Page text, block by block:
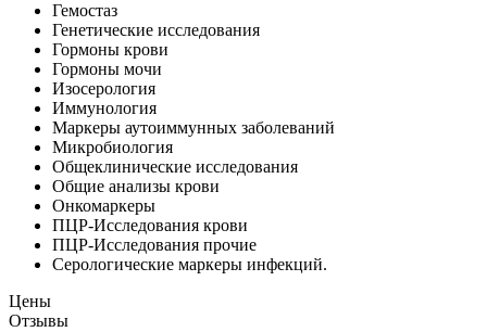
Гемостаз
Генетические исследования
Гормоны крови
Гормоны мочи
Изосерология
Иммунология
Маркеры аутоиммунных заболеваний
Микробиология
Общеклинические исследования
Общие анализы крови
Онкомаркеры
ПЦР-Исследования крови
ПЦР-Исследования прочие
Серологические маркеры инфекций.
Цены
Отзывы